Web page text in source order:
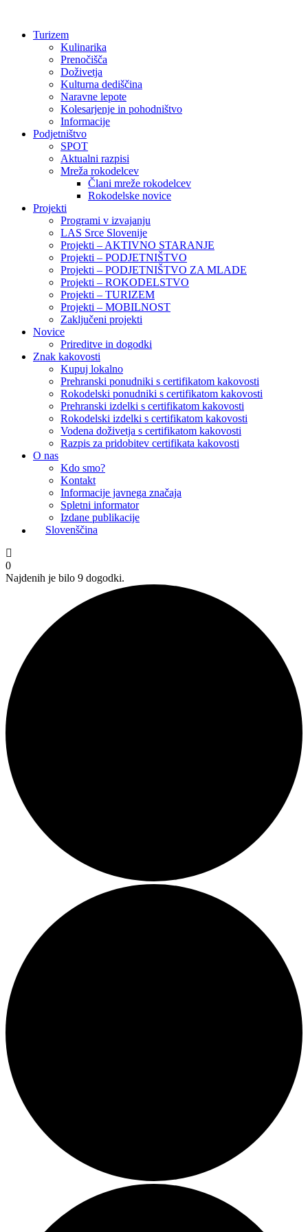
vsebinoTurizem
Kulinarika
Prenočišča
Doživetja
Kulturna dediščina
Naravne lepote
Kolesarjenje in pohodništvo
Informacije
Podjetništvo
SPOT
Aktualni razpisi
Mreža rokodelcev
Člani mreže rokodelcev
Rokodelske novice
Projekti
Programi v izvajanju
LAS Srce Slovenije
Projekti – AKTIVNO STARANJE
Projekti – PODJETNIŠTVO
Projekti – PODJETNIŠTVO ZA MLADE
Projekti – ROKODELSTVO
Projekti – TURIZEM
Projekti – MOBILNOST
Zaključeni projekti
Novice
Prireditve in dogodki
Znak kakovosti
Kupuj lokalno
Prehranski ponudniki s certifikatom kakovosti
Rokodelski ponudniki s certifikatom kakovosti
Prehranski izdelki s certifikatom kakovosti
Rokodelski izdelki s certifikatom kakovosti
Vodena doživetja s certifikatom kakovosti
Razpis za pridobitev certifikata kakovosti
O nas
Kdo smo?
Kontakt
Informacije javnega značaja
Spletni informator
Izdane publikacije
Slovenščina
0
Najdenih je bilo 9 dogodki.